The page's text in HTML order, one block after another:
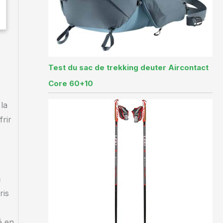
Test du sac de trekking deuter Aircontact
Core 60+10